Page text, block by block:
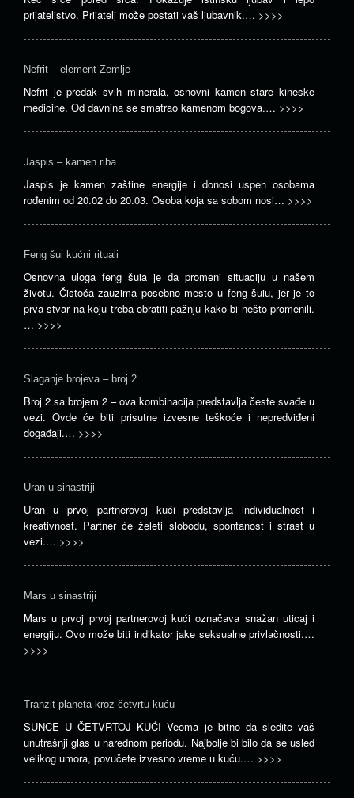
prijateljstvo. Prijatelj može postati vaš ljubavnik.… >>>>
Nefrit – element Zemlje
Nefrit je predak svih minerala, osnovni kamen stare kineske
medicine. Od davnina se smatrao kamenom bogova.… >>>>
Jaspis – kamen riba
Jaspis je kamen zaštine energije i donosi uspeh osobama
rođenim od 20.02 do 20.03. Osoba koja sa sobom nosi… >>>>
Feng šui kućni rituali
Osnovna uloga feng šuia je da promeni situaciju u našem
životu. Čistoća zauzima posebno mesto u feng šuiu, jer je to
prva stvar na koju treba obratiti pažnju kako bi nešto promenili.
… >>>>
Slaganje brojeva – broj 2
Broj 2 sa brojem 2 – ova kombinacija predstavlja česte svađe u
vezi. Ovde će biti prisutne izvesne teškoće i nepredviđeni
događaji.… >>>>
Uran u sinastriji
Uran u prvoj partnerovoj kući predstavlja individualnost i
kreativnost. Partner će želeti slobodu, spontanost i strast u
vezi.… >>>>
Mars u sinastriji
Mars u prvoj prvoj partnerovoj kući označava snažan uticaj i
energiju. Ovo može biti indikator jake seksualne privlačnosti.…
>>>>
Tranzit planeta kroz četvrtu kuću
SUNCE U ČETVRTOJ KUĆI Veoma je bitno da sledite vaš
unutrašnji glas u narednom periodu. Najbolje bi bilo da se usled
velikog umora, povučete izvesno vreme u kuću.… >>>>